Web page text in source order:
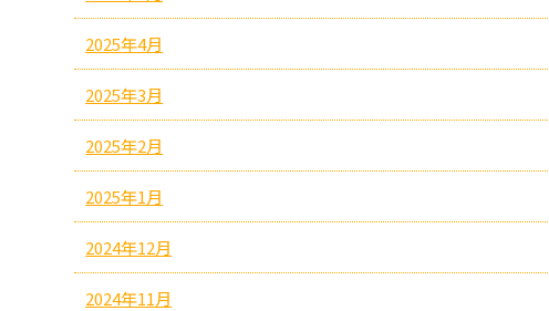
2025年4月
2025年3月
2025年2月
2025年1月
2024年12月
2024年11月